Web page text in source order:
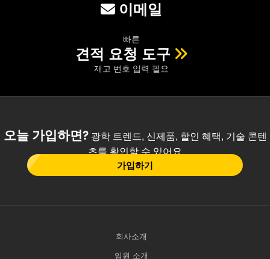
이메일
빠른
견적 요청 도구
재고 번호 입력 필요
오늘 가입하면?광학 트렌드, 신제품, 할인 혜택, 기술 콘텐
츠를 확인할 수 있어요
가입하기
회사소개
임원 소개